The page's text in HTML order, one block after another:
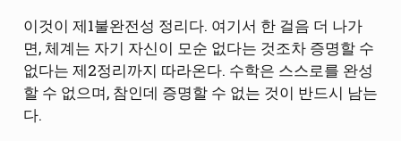
이것이 제1불완전성 정리다. 여기서 한 걸음 더 나가
면, 체계는 자기 자신이 모순 없다는 것조차 증명할 수
없다는 제2정리까지 따라온다. 수학은 스스로를 완성
할 수 없으며, 참인데 증명할 수 없는 것이 반드시 남는
다.